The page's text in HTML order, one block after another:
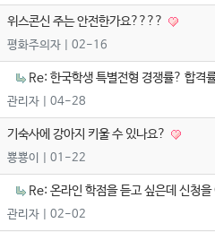
위스콘신 주는 안전한가요????
평화주의자 | 02-16
Re: 한국학생 특별전형 경쟁률? 합격
관리자 | 04-28
기숙사에 강아지 키울 수 있나요?
뿅뿅이 | 01-22
Re: 온라인 학점을 듣고 싶은데 신청
관리자 | 02-02